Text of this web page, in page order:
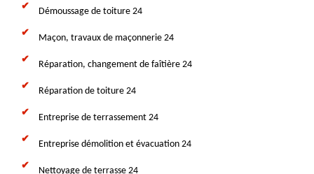
Démoussage de toiture 24
Maçon, travaux de maçonnerie 24
Réparation, changement de faîtière 24
Réparation de toiture 24
Entreprise de terrassement 24
Entreprise démolition et évacuation 24
Nettoyage de terrasse 24